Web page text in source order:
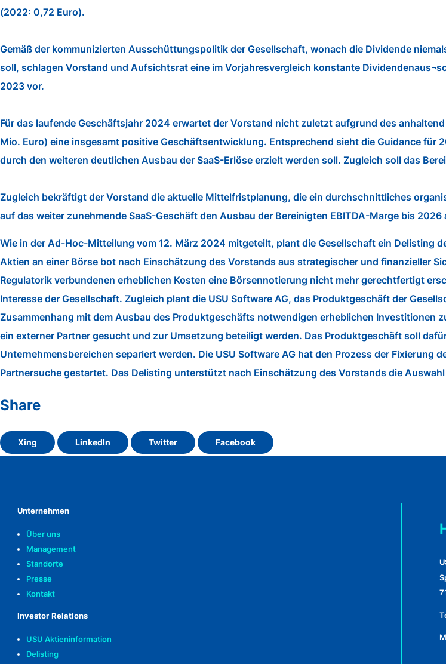
(2022: 0,72 Euro).
Gemäß der kommunizierten Ausschüttungspolitik der Gesellschaft, wonach die Dividende
soll, schlagen Vorstand und Aufsichtsrat eine im Vorjahresvergleich konstante
2023 vor.
Für das laufende Geschäftsjahr 2024 erwartet der Vorstand nicht zuletzt aufgrund des
Mio. Euro) eine insgesamt positive Geschäftsentwicklung. Entsprechend sieht die Guidance für
durch den weiteren deutlichen Ausbau der SaaS-Erlöse erzielt werden soll. Zugleich soll das
Zugleich bekräftigt der Vorstand die aktuelle Mittelfristplanung, die ein durchschnittliches
auf das weiter zunehmende SaaS-Geschäft den Ausbau der Bereinigten EBITDA-Marge bis 2026
Wie in der Ad-Hoc-Mitteilung vom 12. März 2024 mitgeteilt, plant die Gesellschaft ein Delisting
Aktien an einer Börse bot nach Einschätzung des Vorstands aus strategischer und finanzieller
Regulatorik verbundenen erheblichen Kosten eine Börsennotierung nicht mehr gerechtfertigt
Interesse der Gesellschaft. Zugleich plant die USU Software AG, das Produktgeschäft der
Zusammenhang mit dem Ausbau des Produktgeschäfts notwendigen erheblichen Investitionen
ein externer Partner gesucht und zur Umsetzung beteiligt werden. Das Produktgeschäft soll
Unternehmensbereichen separiert werden. Die USU Software AG hat den Prozess der
Partnersuche gestartet. Das Delisting unterstützt nach Einschätzung des Vorstands die
Share
Xing LinkedIn Twitter Facebook
Unternehmen
Über uns
Management
Standorte
Presse
Kontakt
Investor Relations
USU Aktieninformation
Delisting